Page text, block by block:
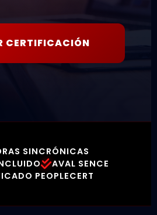
CERTIFICACIÓN
SINCRÓNICAS
AVAL SENCE
PEOPLECERT